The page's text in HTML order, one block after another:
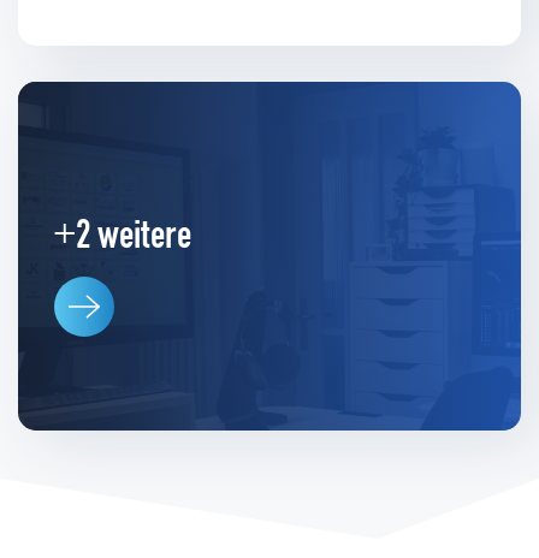
+2 weitere